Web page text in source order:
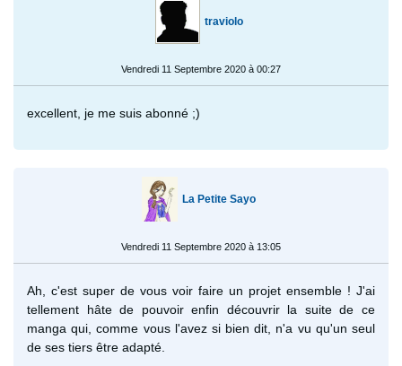
traviolo
Vendredi 11 Septembre 2020 à 00:27
excellent, je me suis abonné ;)
La Petite Sayo
Vendredi 11 Septembre 2020 à 13:05
Ah, c'est super de vous voir faire un projet ensemble ! J'ai
tellement hâte de pouvoir enfin découvrir la suite de ce
manga qui, comme vous l'avez si bien dit, n'a vu qu'un seul
de ses tiers être adapté.